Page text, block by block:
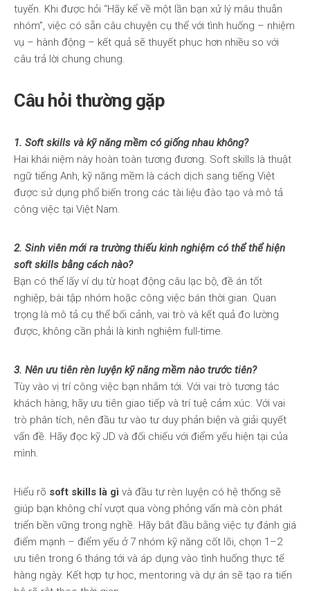
tuyển. Khi được hỏi “Hãy kể về một lần bạn xử lý mâu thuẫn
nhóm”, việc có sẵn câu chuyện cụ thể với tình huống – nhiệm
vụ – hành động – kết quả sẽ thuyết phục hơn nhiều so với
câu trả lời chung chung.
Câu hỏi thường gặp
1. Soft skills và kỹ năng mềm có giống nhau không?
Hai khái niệm này hoàn toàn tương đương. Soft skills là thuật
ngữ tiếng Anh, kỹ năng mềm là cách dịch sang tiếng Việt
được sử dụng phổ biến trong các tài liệu đào tạo và mô tả
công việc tại Việt Nam.
2. Sinh viên mới ra trường thiếu kinh nghiệm có thể thể hiện
soft skills bằng cách nào?
Bạn có thể lấy ví dụ từ hoạt động câu lạc bộ, đề án tốt
nghiệp, bài tập nhóm hoặc công việc bán thời gian. Quan
trọng là mô tả cụ thể bối cảnh, vai trò và kết quả đo lường
được, không cần phải là kinh nghiệm full-time.
3. Nên ưu tiên rèn luyện kỹ năng mềm nào trước tiên?
Tùy vào vị trí công việc bạn nhắm tới. Với vai trò tương tác
khách hàng, hãy ưu tiên giao tiếp và trí tuệ cảm xúc. Với vai
trò phân tích, nên đầu tư vào tư duy phản biện và giải quyết
vấn đề. Hãy đọc kỹ JD và đối chiếu với điểm yếu hiện tại của
mình.
Hiểu rõ soft skills là gì và đầu tư rèn luyện có hệ thống sẽ
giúp bạn không chỉ vượt qua vòng phỏng vấn mà còn phát
triển bền vững trong nghề. Hãy bắt đầu bằng việc tự đánh giá
điểm mạnh – điểm yếu ở 7 nhóm kỹ năng cốt lõi, chọn 1–2
ưu tiên trong 6 tháng tới và áp dụng vào tình huống thực tế
hàng ngày. Kết hợp tự học, mentoring và dự án sẽ tạo ra tiến